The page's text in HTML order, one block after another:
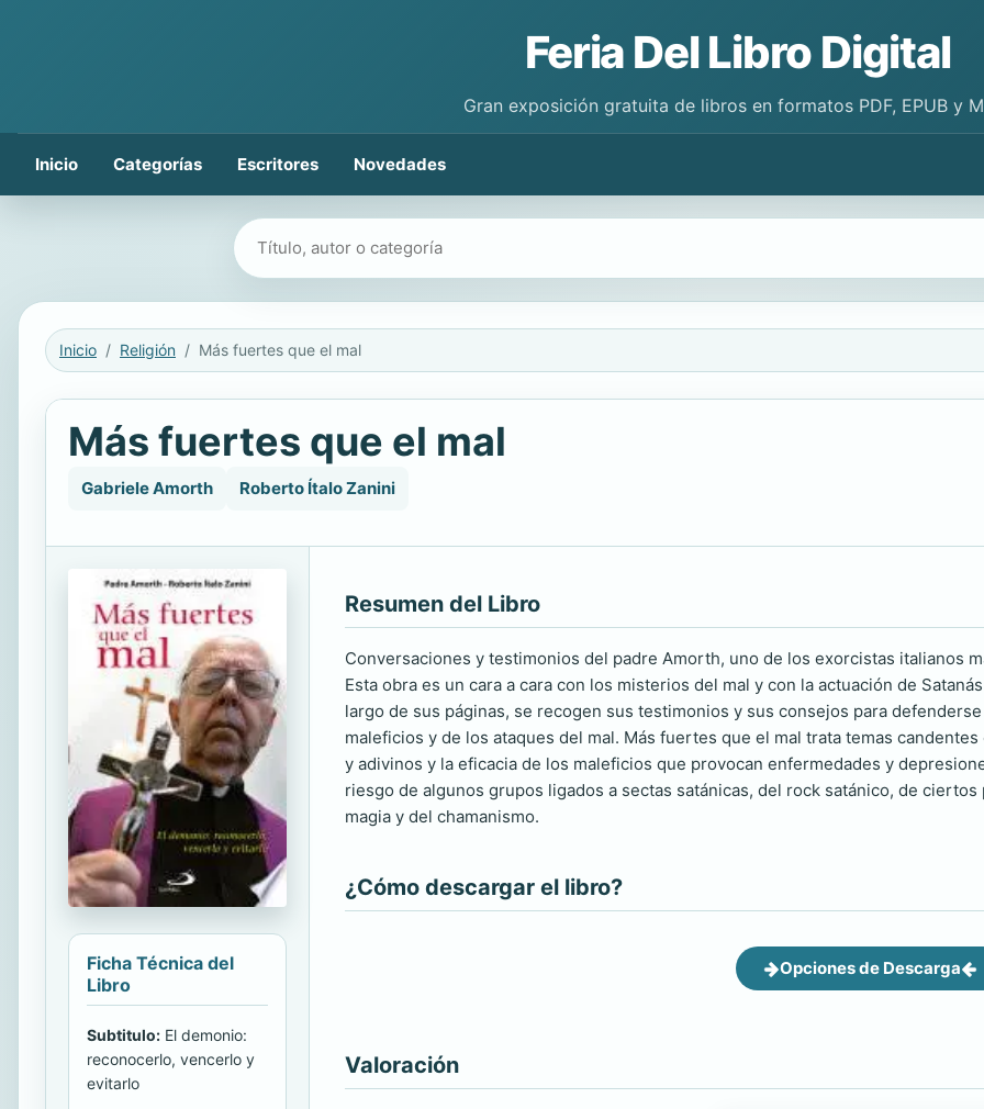
Feria Del Libro Digital
Gran exposición gratuita de libros en formatos PDF, EPUB y
Inicio Categorías Escritores Novedades
Buscar libros
Inicio Religión Más fuertes que el mal
Más fuertes que el mal
Gabriele Amorth Roberto Ítalo Zanini
Ficha Técnica del
Libro
Subtitulo: El demonio:
reconocerlo, vencerlo y
evitarlo
Resumen del Libro
Conversaciones y testimonios del padre Amorth, uno de los exorcistas italianos
Esta obra es un cara a cara con los misterios del mal y con la actuación de
largo de sus páginas, se recogen sus testimonios y sus consejos para
maleficios y de los ataques del mal. Más fuertes que el mal trata temas
y adivinos y la eficacia de los maleficios que provocan enfermedades y
riesgo de algunos grupos ligados a sectas satánicas, del rock satánico, de
magia y del chamanismo.
¿Cómo descargar el libro?
Opciones de Descarga
Valoración